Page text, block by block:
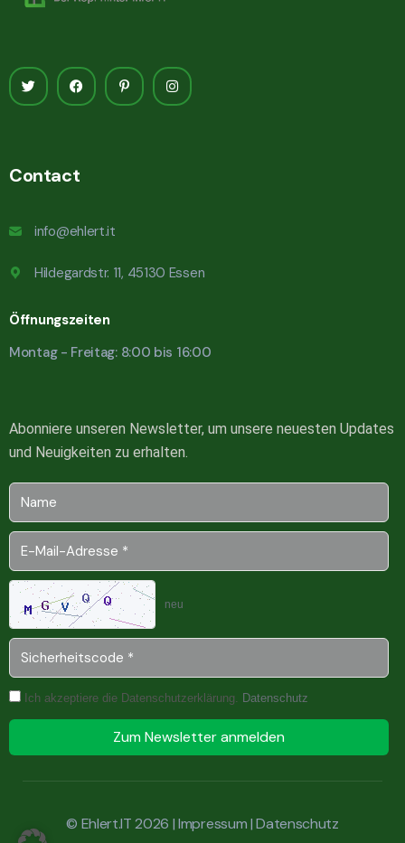
Contact
info@ehlert.it
Hildegardstr. 11, 45130 Essen
Öffnungszeiten
Montag - Freitag: 8:00 bis 16:00
Abonniere unseren Newsletter, um unsere neuesten Updates
und Neuigkeiten zu erhalten.
neu
Ich akzeptiere die Datenschutzerklärung. Datenschutz
Zum Newsletter anmelden
© Ehlert.IT 2026 |Impressum|Datenschutz